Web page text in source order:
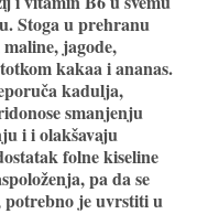
Stoga u prehranu
jagode,
kakaa i ananas.
kadulja,
smanjenju
i i olakšavaju
folne kiseline
pa da se
potrebno je uvrstiti u